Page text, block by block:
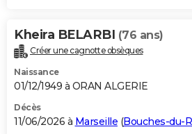
Kheira BELARBI (76 ans)
Créer une cagnotte obsèques
Naissance
01/12/1949 à ORAN ALGERIE
Décès
11/06/2026 à Marseille (Bouches-du-